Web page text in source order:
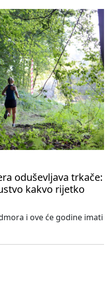
oduševljava trkače:
kakvo rijetko
i ove će godine imati